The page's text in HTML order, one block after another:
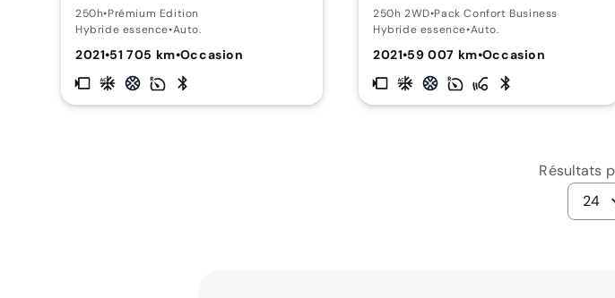
250h•Prémium Edition
Hybride essence•Auto.
2021•51 705 km•Occasion
250h 2WD•Pack Confort Business
Hybride essence•Auto.
2021•59 007 km•Occasion
Résultats
24